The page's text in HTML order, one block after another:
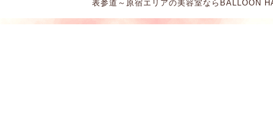
表参道～原宿エリアの美容室なら